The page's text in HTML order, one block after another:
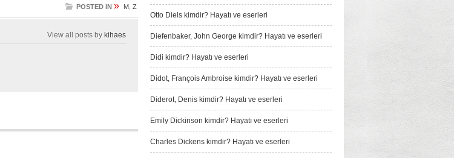
POSTED IN » M Z
View all posts by kihaes
Otto Diels kimdir? Hayatı ve eserleri
Diefenbaker, John George kimdir? Hayatı ve eserleri
Didi kimdir? Hayatı ve eserleri
Didot, François Ambroise kimdir? Hayatı ve eserleri
Diderot, Denis kimdir? Hayatı ve eserleri
Emily Dickinson kimdir? Hayatı ve eserleri
Charles Dickens kimdir? Hayatı ve eserleri